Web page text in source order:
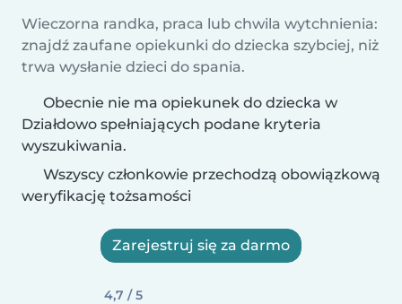
Wieczorna randka, praca lub chwila wytchnienia:
znajdź zaufane opiekunki do dziecka szybciej, niż
trwa wysłanie dzieci do spania.
Obecnie nie ma opiekunek do dziecka w
Działdowo spełniających podane kryteria
wyszukiwania.
Wszyscy członkowie przechodzą obowiązkową
weryfikację tożsamości
Zarejestruj się za darmo
4,7 / 5